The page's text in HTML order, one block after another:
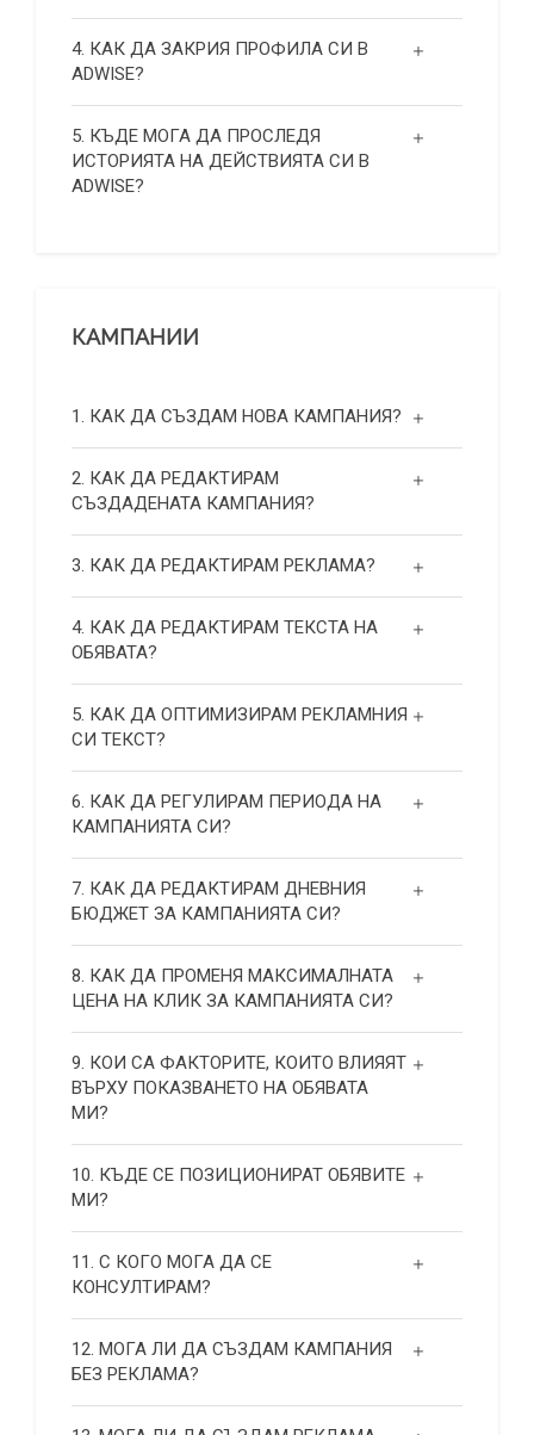
4. КАК ДА ЗАКРИЯ ПРОФИЛА СИ В
ADWISE?
5. КЪДЕ МОГА ДА ПРОСЛЕДЯ
ИСТОРИЯТА НА ДЕЙСТВИЯТА СИ В
ADWISE?
КАМПАНИИ
1. КАК ДА СЪЗДАМ НОВА КАМПАНИЯ?
2. КАК ДА РЕДАКТИРАМ
СЪЗДАДЕНАТА КАМПАНИЯ?
3. КАК ДА РЕДАКТИРАМ РЕКЛАМА?
4. КАК ДА РЕДАКТИРАМ ТЕКСТА НА
ОБЯВАТА?
5. КАК ДА ОПТИМИЗИРАМ РЕКЛАМНИЯ
СИ ТЕКСТ?
6. КАК ДА РЕГУЛИРАМ ПЕРИОДА НА
КАМПАНИЯТА СИ?
7. КАК ДА РЕДАКТИРАМ ДНЕВНИЯ
БЮДЖЕТ ЗА КАМПАНИЯТА СИ?
8. КАК ДА ПРОМЕНЯ МАКСИМАЛНАТА
ЦЕНА НА КЛИК ЗА КАМПАНИЯТА СИ?
9. КОИ СА ФАКТОРИТЕ, КОИТО ВЛИЯЯТ
ВЪРХУ ПОКАЗВАНЕТО НА ОБЯВАТА
МИ?
10. КЪДЕ СЕ ПОЗИЦИОНИРАТ ОБЯВИТЕ
МИ?
11. С КОГО МОГА ДА СЕ
КОНСУЛТИРАМ?
12. МОГА ЛИ ДА СЪЗДАМ КАМПАНИЯ
БЕЗ РЕКЛАМА?